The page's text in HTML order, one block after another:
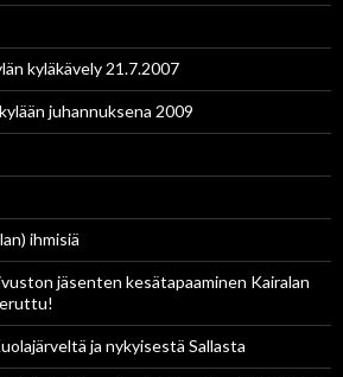
kyläkävely 21.7.2007
juhannuksena 2009
ihmisiä
jäsenten kesätapaaminen Kairalan
ja nykyisestä Sallasta